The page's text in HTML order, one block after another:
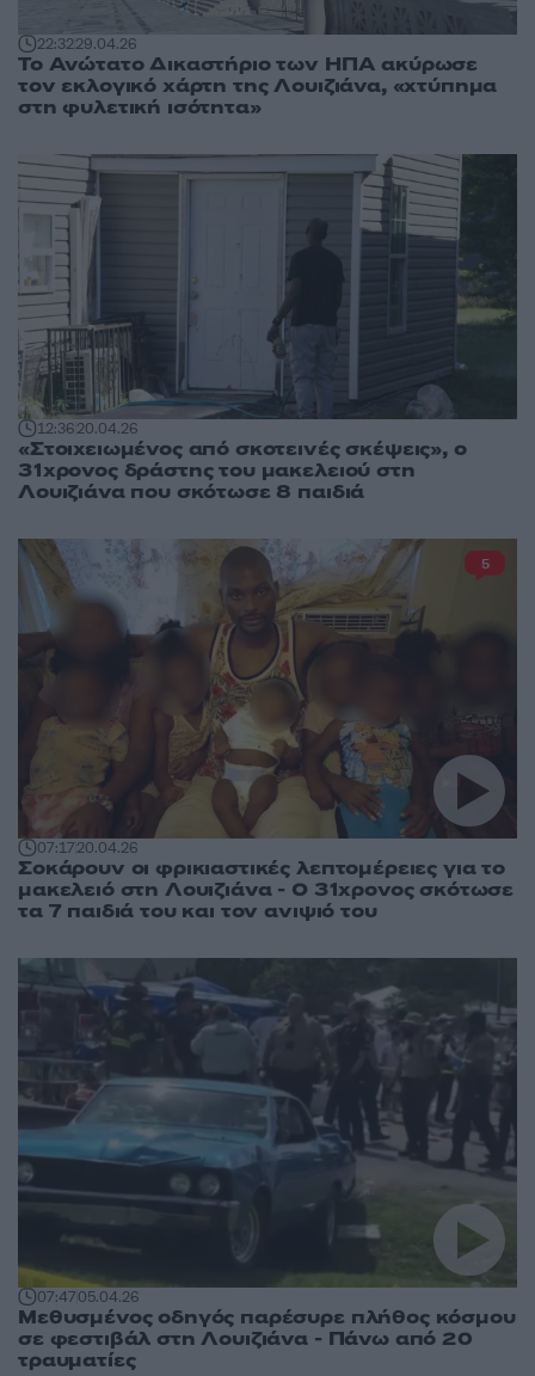
22:3229.04.26
Το Ανώτατο Δικαστήριο των ΗΠΑ ακύρωσε
τον εκλογικό χάρτη της Λουιζιάνα, «χτύπημα
στη φυλετική ισότητα»
12:3620.04.26
«Στοιχειωμένος από σκοτεινές σκέψεις», o
31χρονος δράστης του μακελειού στη
Λουιζιάνα που σκότωσε 8 παιδιά
07:1720.04.26
Σοκάρουν οι φρικιαστικές λεπτομέρειες για το
μακελειό στη Λουιζιάνα - Ο 31χρονος σκότωσε
τα 7 παιδιά του και τον ανιψιό του
5
07:4705.04.26
Μεθυσμένος οδηγός παρέσυρε πλήθος κόσμου
σε φεστιβάλ στη Λουιζιάνα - Πάνω από 20
τραυματίες